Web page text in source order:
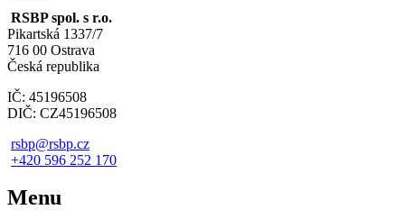
RSBP spol. s r.o.
Pikartská 1337/7
716 00 Ostrava
Česká republika
IČ: 45196508
DIČ: CZ45196508
rsbp@rsbp.cz
+420 596 252 170
Menu